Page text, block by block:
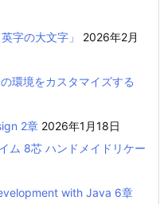
字の大文字」
2026年2月
環境をカスタマイズする
2章 2026年1月18日
ム 8芯 ハンドメイドリケー
with Java 6章